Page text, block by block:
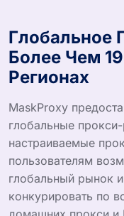
Глобальное
Более Чем
Регионах
MaskProxy
глобальные
настраиваемые
пользователям
глобальный рынок
конкурировать по